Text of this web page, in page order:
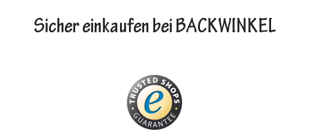
Sicher einkaufen bei BACKWINKEL